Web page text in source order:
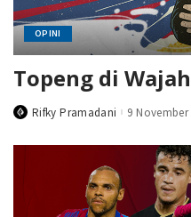
OPINI
Topeng di
PostedRifky Pramadani 9 November